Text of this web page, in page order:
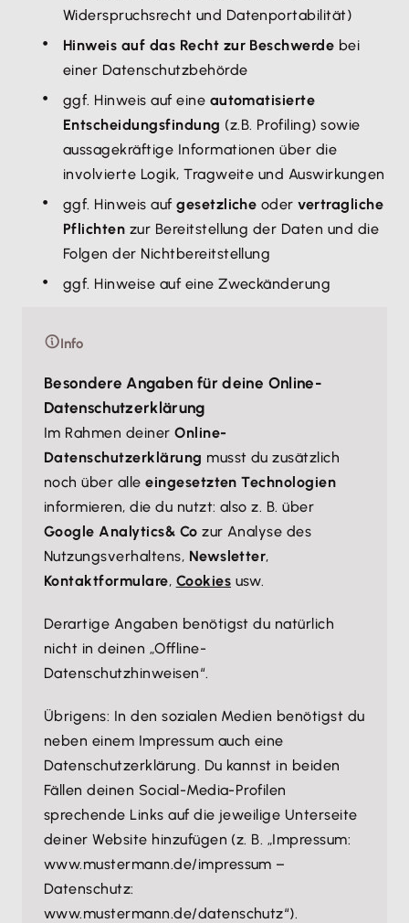
Widerspruchsrecht und Datenportabilität)
Hinweis auf das Recht zur Beschwerde bei
einer Datenschutzbehörde
ggf. Hinweis auf eine automatisierte
Entscheidungsfindung (z.B. Profiling) sowie
aussagekräftige Informationen über die
involvierte Logik, Tragweite und Auswirkungen
ggf. Hinweis aufgesetzliche odervertragliche
Pflichten zur Bereitstellung der Daten und die
Folgen der Nichtbereitstellung
ggf. Hinweise auf eine Zweckänderung
Info
Besondere Angaben für deine Online-
Datenschutzerklärung
Im Rahmen deinerOnline-
Datenschutzerklärung musst du zusätzlich
noch über alle eingesetzten Technologien
informieren, die du nutzt: also z. B. über
Google Analytics& Co zur Analyse des
Nutzungsverhaltens, Newsletter,
Kontaktformulare, Cookies usw.
Derartige Angaben benötigst du natürlich
nicht in deinen „Offline-
Datenschutzhinweisen“.
Übrigens: In den sozialen Medien benötigst du
neben einem Impressum auch eine
Datenschutzerklärung. Du kannst in beiden
Fällen deinen Social-Media-Profilen
sprechende Links auf die jeweilige Unterseite
deiner Website hinzufügen (z. B. „Impressum:
www.mustermann.de/impressum –
Datenschutz:
www.mustermann.de/datenschutz“).